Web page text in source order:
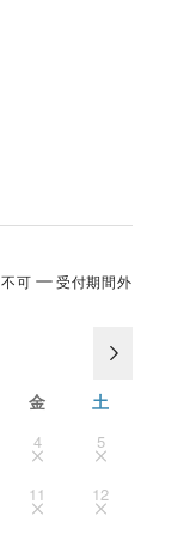
不可 受付期間外
金 土
4 5
11 12